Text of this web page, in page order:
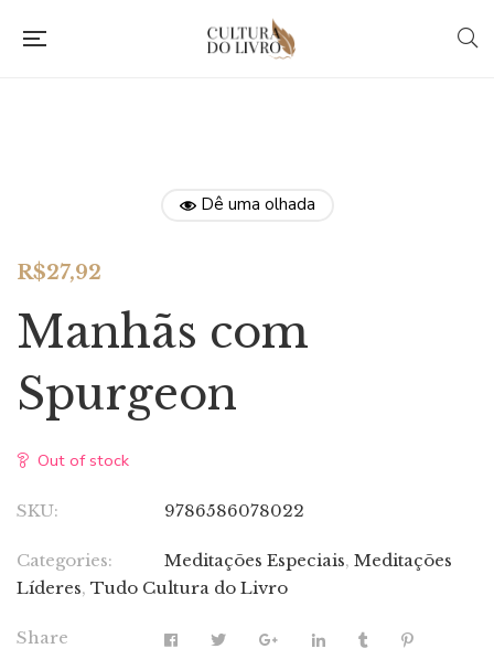
Dê uma olhada
R$27,92
Manhãs com
Spurgeon
Out of stock
SKU: 9786586078022
Categories: Meditações Especiais, Meditações
Líderes, Tudo Cultura do Livro
Share